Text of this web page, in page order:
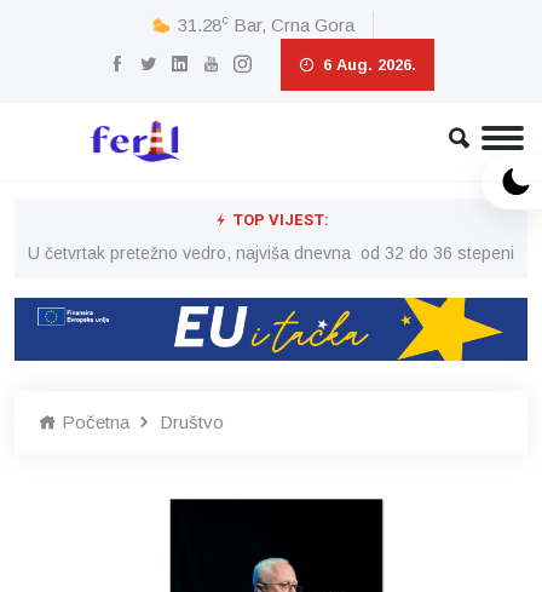
31.28c Bar, Crna Gora
6 Aug. 2026.
TOP VIJEST:
U četvrtak pretežno vedro, najviša dnevna od 32 do 36 stepeni
Početna Društvo